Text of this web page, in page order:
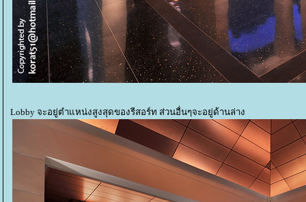
Lobby จะอยู่ตำแหน่งสูงสุดของรีสอร์ท ส่วนอื่นๆจะอยู่ด้านล่าง